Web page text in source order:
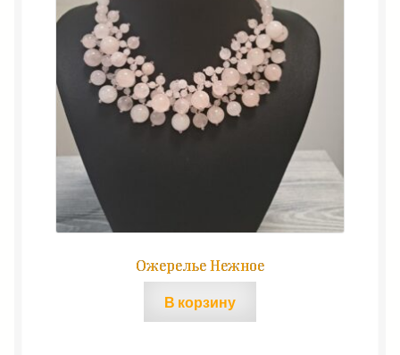
Ожерелье Нежное
В корзину